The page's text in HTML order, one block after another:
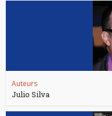
Auteurs
Julio Silva